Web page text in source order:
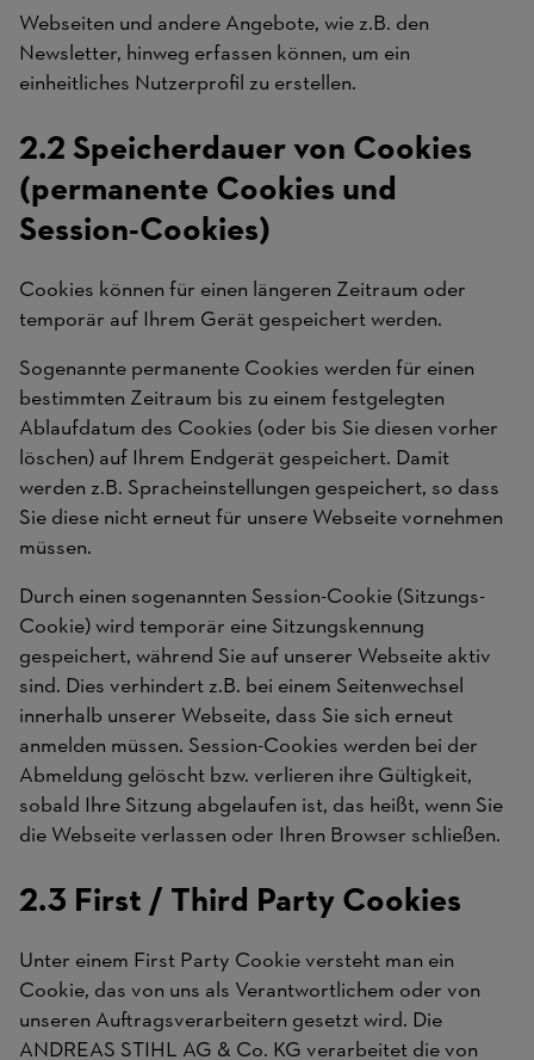
Webseiten und andere Angebote, wie z.B. den
Newsletter, hinweg erfassen können, um ein
einheitliches Nutzerprofil zu erstellen.
2.2 Speicherdauer von Cookies
(permanente Cookies und
Session-Cookies)
Cookies können für einen längeren Zeitraum oder
temporär auf Ihrem Gerät gespeichert werden.
Sogenannte permanente Cookies werden für einen
bestimmten Zeitraum bis zu einem festgelegten
Ablaufdatum des Cookies (oder bis Sie diesen vorher
löschen) auf Ihrem Endgerät gespeichert. Damit
werden z.B. Spracheinstellungen gespeichert, so dass
Sie diese nicht erneut für unsere Webseite vornehmen
müssen.
Durch einen sogenannten Session-Cookie (Sitzungs-
Cookie) wird temporär eine Sitzungskennung
gespeichert, während Sie auf unserer Webseite aktiv
sind. Dies verhindert z.B. bei einem Seitenwechsel
innerhalb unserer Webseite, dass Sie sich erneut
anmelden müssen. Session-Cookies werden bei der
Abmeldung gelöscht bzw. verlieren ihre Gültigkeit,
sobald Ihre Sitzung abgelaufen ist, das heißt, wenn Sie
die Webseite verlassen oder Ihren Browser schließen.
2.3 First / Third Party Cookies
Unter einem First Party Cookie versteht man ein
Cookie, das von uns als Verantwortlichem oder von
unseren Auftragsverarbeitern gesetzt wird. Die
ANDREAS STIHL AG & Co. KG verarbeitet die von